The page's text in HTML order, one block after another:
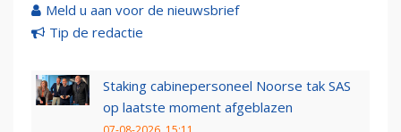
Meld u aan voor de nieuwsbrief
Tip de redactie
Staking cabinepersoneel Noorse tak SAS
op laatste moment afgeblazen